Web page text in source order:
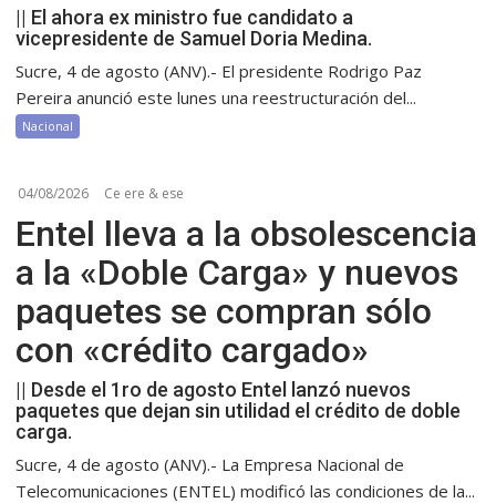
|| El ahora ex ministro fue candidato a
vicepresidente de Samuel Doria Medina.
Sucre, 4 de agosto (ANV).- El presidente Rodrigo Paz
Pereira anunció este lunes una reestructuración del...
Nacional
04/08/2026 Ce ere & ese
Entel lleva a la obsolescencia
a la «Doble Carga» y nuevos
paquetes se compran sólo
con «crédito cargado»
|| Desde el 1ro de agosto Entel lanzó nuevos
paquetes que dejan sin utilidad el crédito de doble
carga.
Sucre, 4 de agosto (ANV).- La Empresa Nacional de
Telecomunicaciones (ENTEL) modificó las condiciones de la...